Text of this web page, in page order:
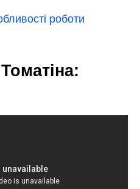
роботи